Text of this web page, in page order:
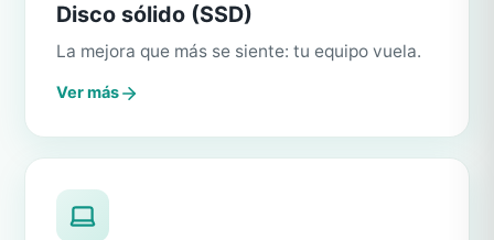
Disco sólido (SSD)
La mejora que más se siente: tu equipo vuela.
Ver más